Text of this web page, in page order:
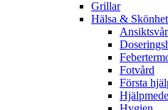
Grillar
Hälsa & Skönhet
Fotvård
Första